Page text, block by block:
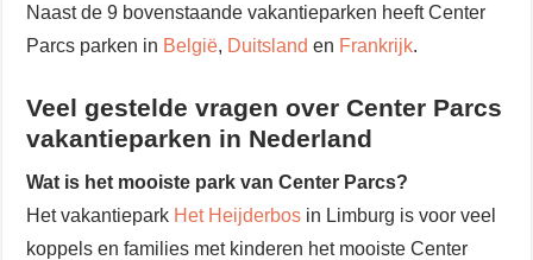
Naast de 9 bovenstaande vakantieparken heeft Center
Parcs parken in België, Duitsland en Frankrijk.
Veel gestelde vragen over Center Parcs
vakantieparken in Nederland
Wat is het mooiste park van Center Parcs?
Het vakantiepark Het Heijderbos in Limburg is voor veel
koppels en families met kinderen het mooiste Center